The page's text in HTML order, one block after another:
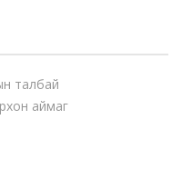
талбай
аймаг